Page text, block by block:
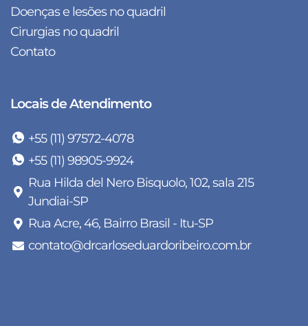
Doenças e lesões no quadril
Cirurgias no quadril
Contato
Locais de Atendimento
+55 (11) 97572-4078
+55 (11) 98905-9924
Rua Hilda del Nero Bisquolo, 102, sala 215
Jundiai-SP
Rua Acre, 46, Bairro Brasil - Itu-SP
contato@drcarloseduardoribeiro.com.br